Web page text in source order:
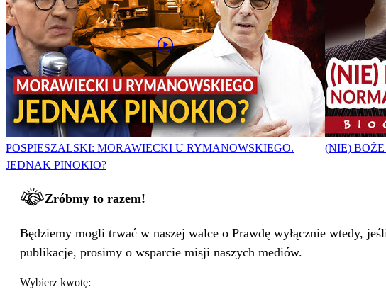
POSPIESZALSKI: MORAWIECKI U RYMANOWSKIEGO.
JEDNAK PINOKIO?
(NIE)
Zróbmy to razem!
Będziemy mogli trwać w naszej walce o Prawdę wyłącznie wtedy,
publikacje, prosimy o wsparcie misji naszych mediów.
Wybierz kwotę: